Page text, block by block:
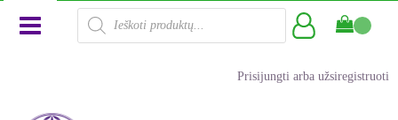
Products
search
Prisijungti arba užsiregistruoti